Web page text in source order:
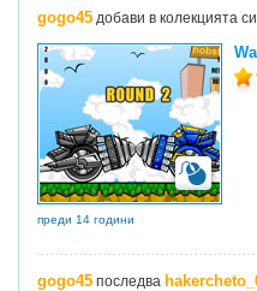
gogo45 добави в колекцията си
преди 14 години
gogo45 последва